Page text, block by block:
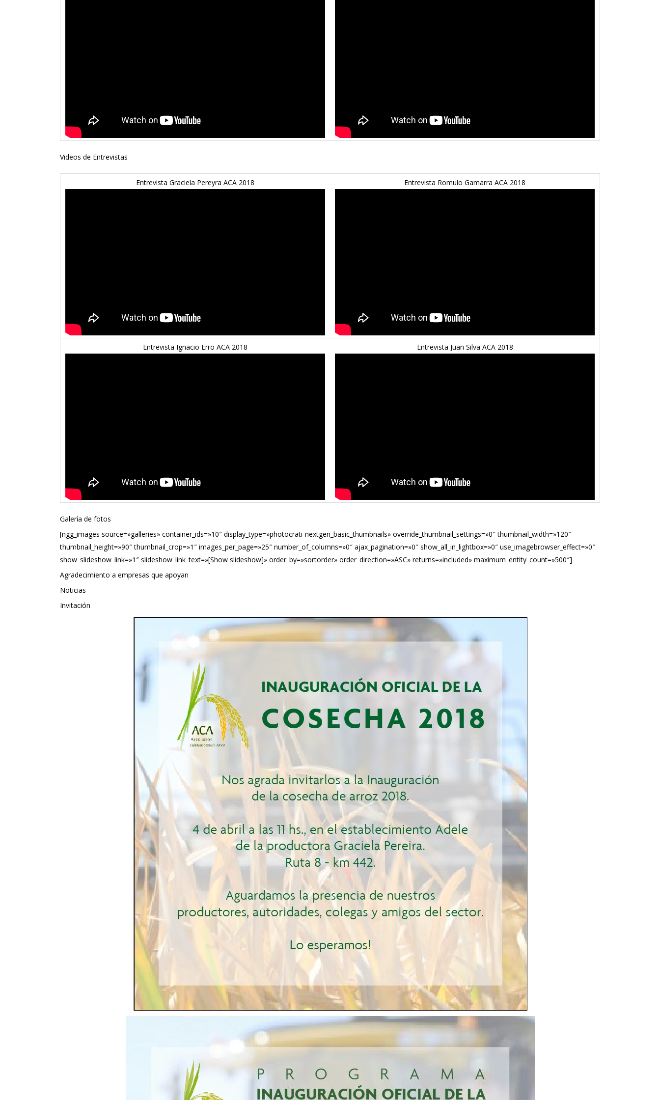
Videos de Entrevistas
Entrevista Graciela Pereyra ACA 2018 Entrevista Romulo Gamarra ACA 2018
Entrevista Ignacio Erro ACA 2018 Entrevista Juan Silva ACA 2018
Galería de fotos
[ngg_images source=»galleries» container_ids=»10″ display_type=»photocrati-nextgen_basic_thumbnails» override_thumbnail_settings=»0″ thumbnail_width=»120″
thumbnail_height=»90″ thumbnail_crop=»1″ images_per_page=»25″ number_of_columns=»0″ ajax_pagination=»0″ show_all_in_lightbox=»0″ use_imagebrowser_effect=»0″
show_slideshow_link=»1″ slideshow_link_text=»[Show slideshow]» order_by=»sortorder» order_direction=»ASC» returns=»included» maximum_entity_count=»500″]
Agradecimiento a empresas que apoyan
Noticias
Invitación